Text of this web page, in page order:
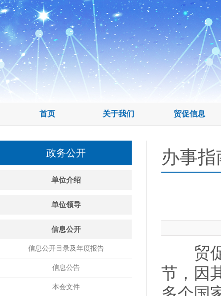
首页 关于我们 贸促信息
政务公开
单位介绍
单位领导
信息公开
信息公开目录及年度报告
信息公告
本会文件
办事指
贸促
节，因